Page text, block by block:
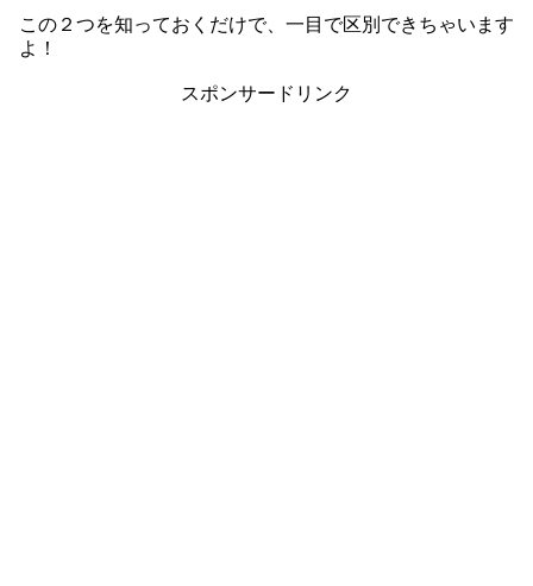
この２つを知っておくだけで、一目で区別できちゃいます
よ！
スポンサードリンク